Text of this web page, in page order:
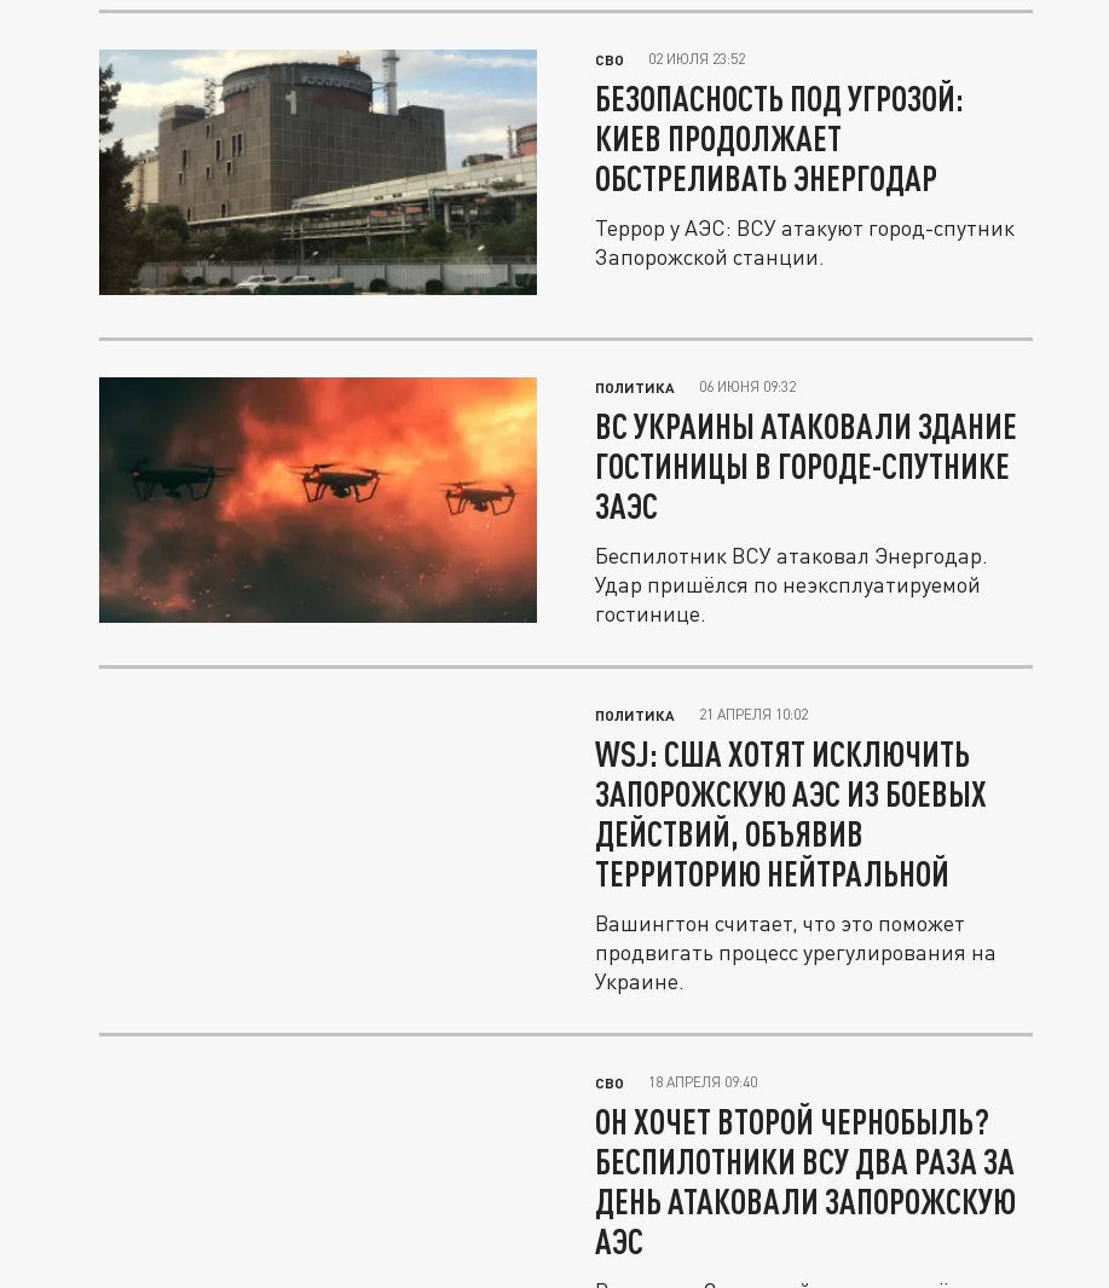
СВО 02 ИЮЛЯ 23:52
БЕЗОПАСНОСТЬ ПОД УГРОЗОЙ:
КИЕВ ПРОДОЛЖАЕТ
ОБСТРЕЛИВАТЬ ЭНЕРГОДАР
Террор у АЭС: ВСУ атакуют город-спутник
Запорожской станции.
ПОЛИТИКА 06 ИЮНЯ 09:32
ВС УКРАИНЫ АТАКОВАЛИ ЗДАНИЕ
ГОСТИНИЦЫ В ГОРОДЕ-СПУТНИКЕ
ЗАЭС
Беспилотник ВСУ атаковал Энергодар.
Удар пришёлся по неэксплуатируемой
гостинице.
ПОЛИТИКА 21 АПРЕЛЯ 10:02
WSJ: США ХОТЯТ ИСКЛЮЧИТЬ
ЗАПОРОЖСКУЮ АЭС ИЗ БОЕВЫХ
ДЕЙСТВИЙ, ОБЪЯВИВ
ТЕРРИТОРИЮ НЕЙТРАЛЬНОЙ
Вашингтон считает, что это поможет
продвигать процесс урегулирования на
Украине.
СВО 18 АПРЕЛЯ 09:40
ОН ХОЧЕТ ВТОРОЙ ЧЕРНОБЫЛЬ?
БЕСПИЛОТНИКИ ВСУ ДВА РАЗА ЗА
ДЕНЬ АТАКОВАЛИ ЗАПОРОЖСКУЮ
АЭС